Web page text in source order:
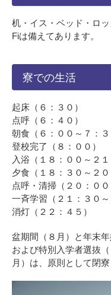
机・イス・ベッド・ロ
Fiは備えてあります。
寮での生活
起床（６：３０）
点呼（６：４０）
朝食（６：００～７：３
登校完了（８：００）
入浴（１８：００～２１
夕食（１８：３０～２０
点呼・清掃（２０：００
一斉学習（２１：３０～
消灯（２２：４５）
盆期間（８月）と年末
および特別入学者選抜
月）は、原則として閉寮